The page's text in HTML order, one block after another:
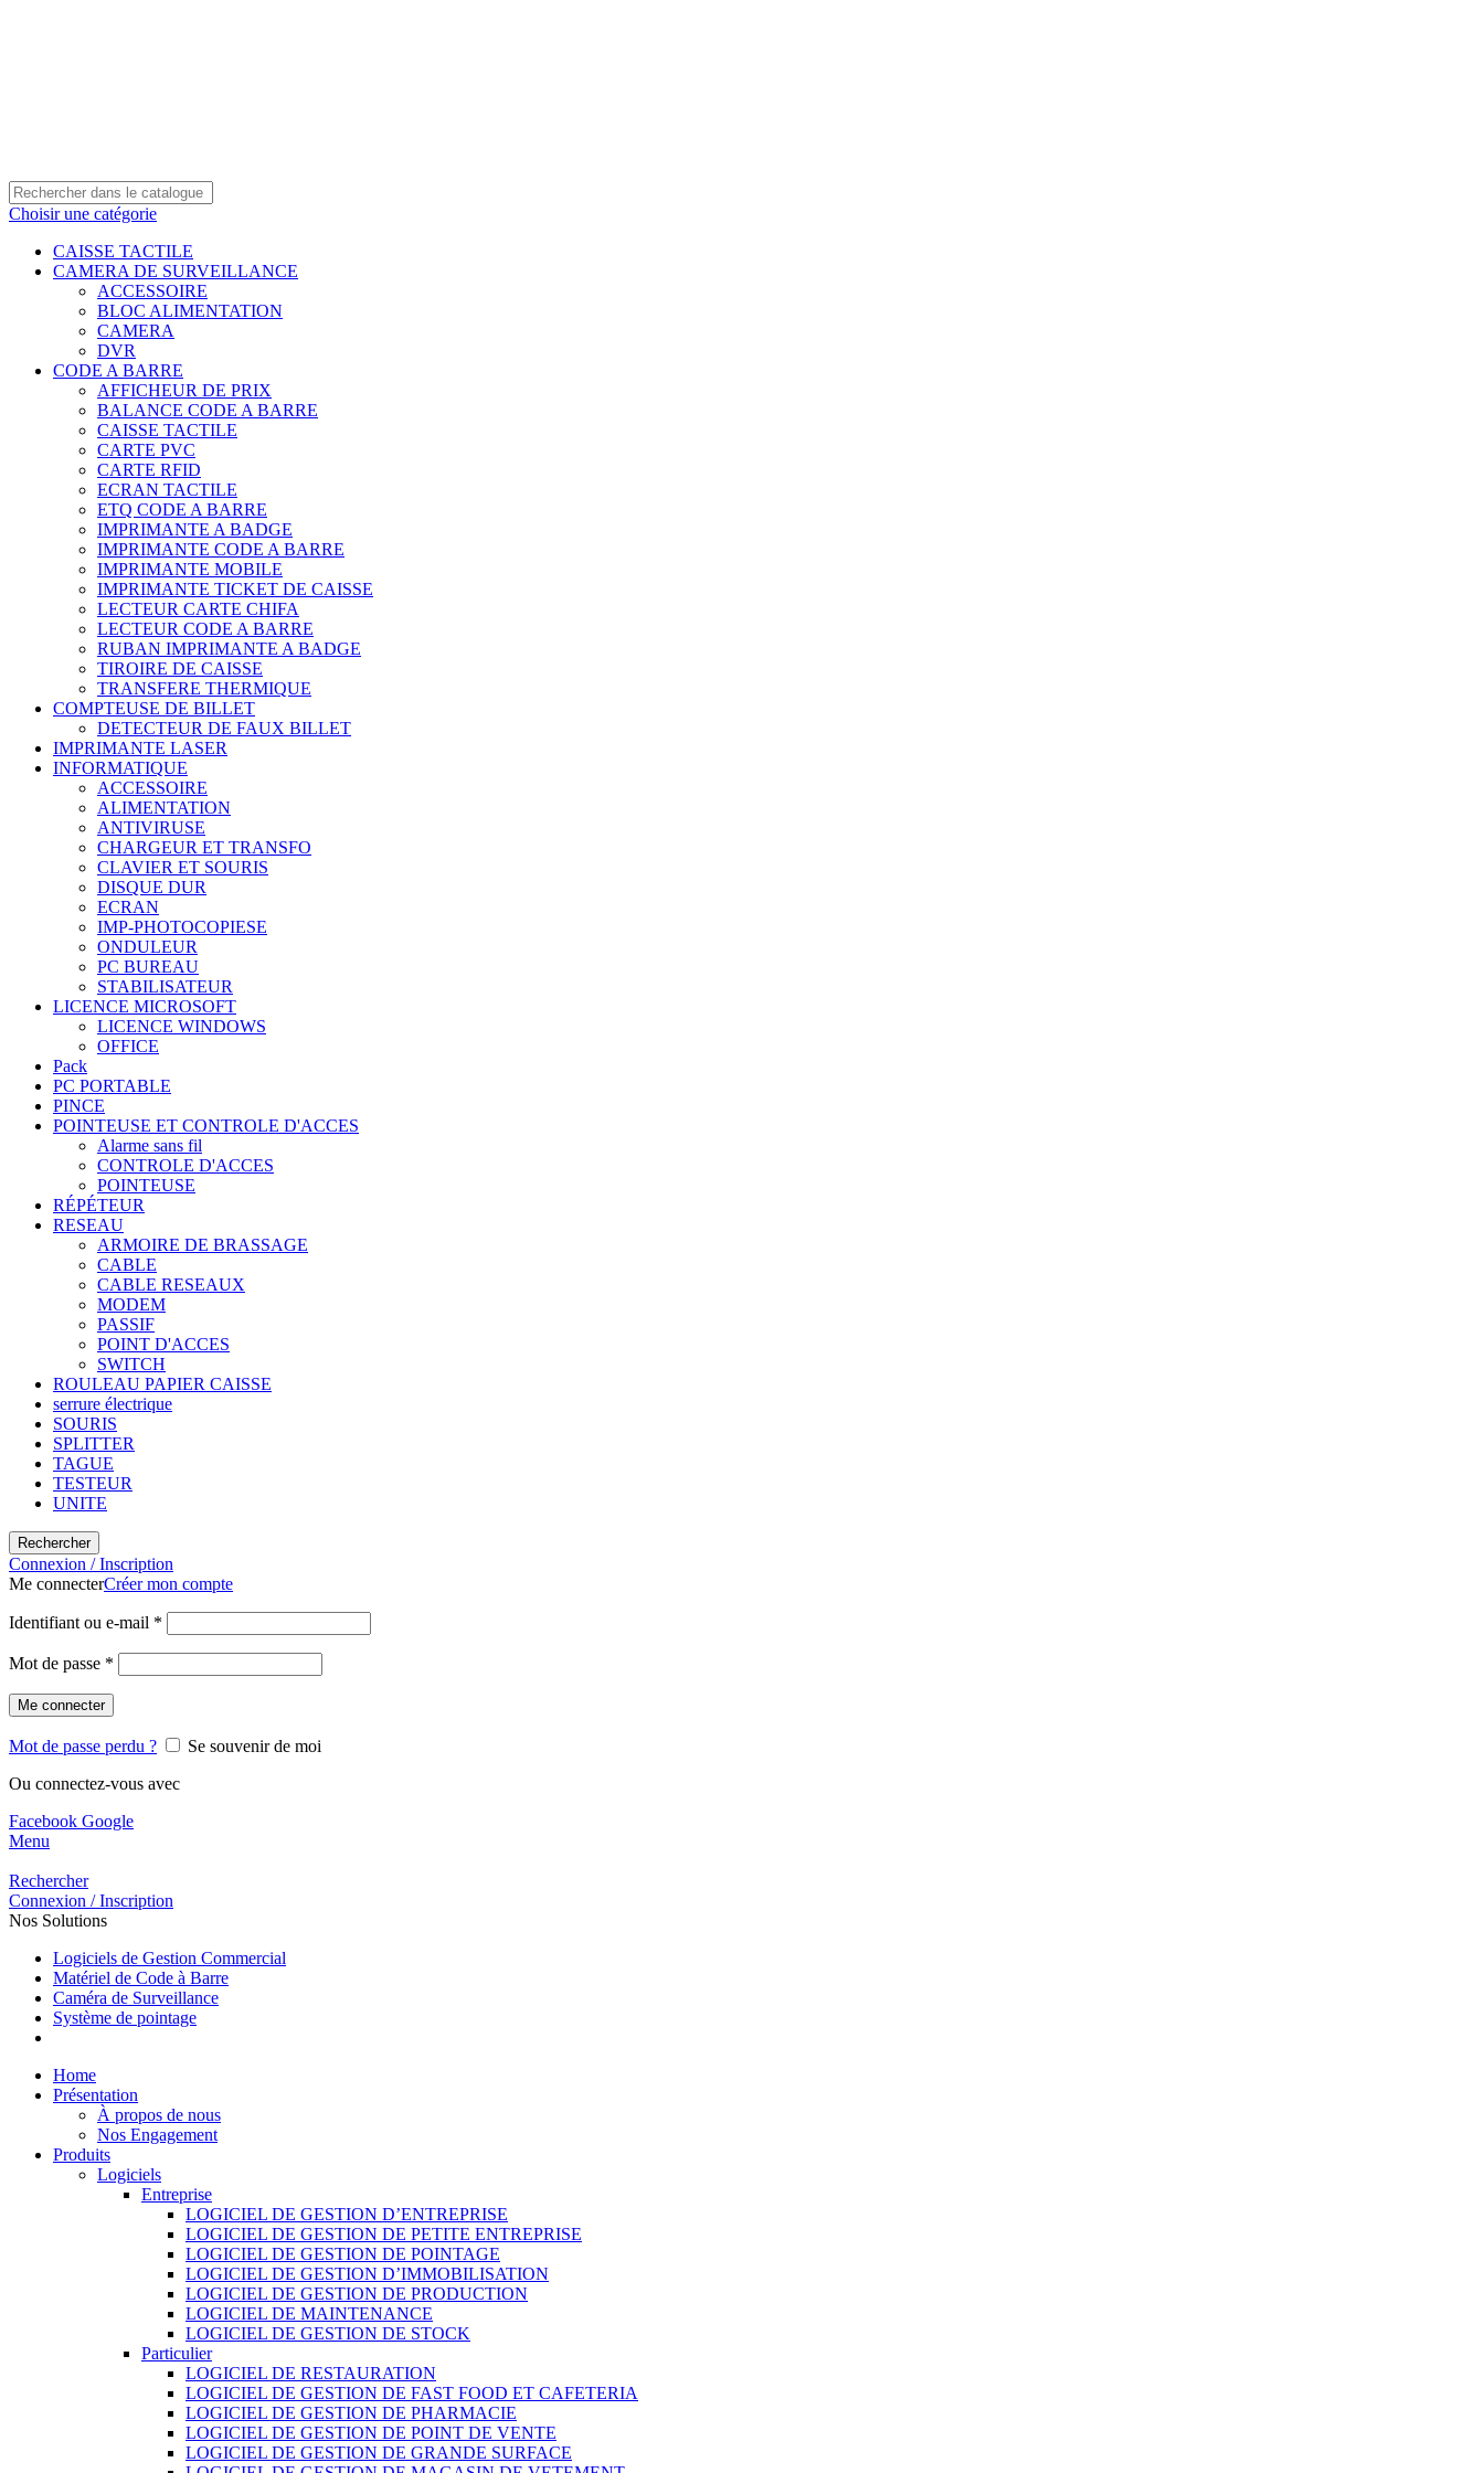
Choisir une catégorie
CAISSE TACTILE
CAMERA DE SURVEILLANCE
ACCESSOIRE
BLOC ALIMENTATION
CAMERA
DVR
CODE A BARRE
AFFICHEUR DE PRIX
BALANCE CODE A BARRE
CAISSE TACTILE
CARTE PVC
CARTE RFID
ECRAN TACTILE
ETQ CODE A BARRE
IMPRIMANTE A BADGE
IMPRIMANTE CODE A BARRE
IMPRIMANTE MOBILE
IMPRIMANTE TICKET DE CAISSE
LECTEUR CARTE CHIFA
LECTEUR CODE A BARRE
RUBAN IMPRIMANTE A BADGE
TIROIRE DE CAISSE
TRANSFERE THERMIQUE
COMPTEUSE DE BILLET
DETECTEUR DE FAUX BILLET
IMPRIMANTE LASER
INFORMATIQUE
ACCESSOIRE
ALIMENTATION
ANTIVIRUSE
CHARGEUR ET TRANSFO
CLAVIER ET SOURIS
DISQUE DUR
ECRAN
IMP-PHOTOCOPIESE
ONDULEUR
PC BUREAU
STABILISATEUR
LICENCE MICROSOFT
LICENCE WINDOWS
OFFICE
Pack
PC PORTABLE
PINCE
POINTEUSE ET CONTROLE D'ACCES
Alarme sans fil
CONTROLE D'ACCES
POINTEUSE
RÉPÉTEUR
RESEAU
ARMOIRE DE BRASSAGE
CABLE
CABLE RESEAUX
MODEM
PASSIF
POINT D'ACCES
SWITCH
ROULEAU PAPIER CAISSE
serrure électrique
SOURIS
SPLITTER
TAGUE
TESTEUR
UNITE
Rechercher
Connexion / Inscription
Me connecterCréer mon compte
Identifiant ou e-mail *
Mot de passe *
Me connecter
Mot de passe perdu ?
Se souvenir de moi
Ou connectez-vous avec
Facebook Google
Menu
Rechercher
Connexion / Inscription
Nos Solutions
Logiciels de Gestion Commercial
Matériel de Code à Barre
Caméra de Surveillance
Système de pointage
Home
Présentation
À propos de nous
Nos Engagement
Produits
Logiciels
Entreprise
LOGICIEL DE GESTION D’ENTREPRISE
LOGICIEL DE GESTION DE PETITE ENTREPRISE
LOGICIEL DE GESTION DE POINTAGE
LOGICIEL DE GESTION D’IMMOBILISATION
LOGICIEL DE GESTION DE PRODUCTION
LOGICIEL DE MAINTENANCE
LOGICIEL DE GESTION DE STOCK
Particulier
LOGICIEL DE RESTAURATION
LOGICIEL DE GESTION DE FAST FOOD ET CAFETERIA
LOGICIEL DE GESTION DE PHARMACIE
LOGICIEL DE GESTION DE POINT DE VENTE
LOGICIEL DE GESTION DE GRANDE SURFACE